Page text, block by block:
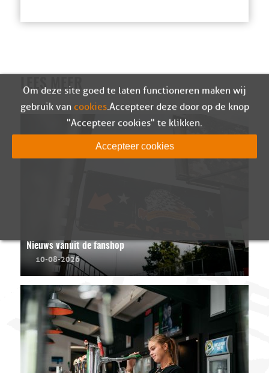
LEES MEER
Nieuws vanuit de fanshop
10-08-2026
Om deze site goed te laten functioneren maken wij
gebruik van cookies. Accepteer deze door op de knop
"Accepteer cookies" te klikken.
Accepteer cookies